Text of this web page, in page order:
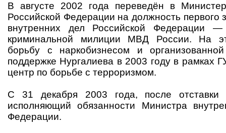
В августе 2002 года переведён в
Российской Федерации на должность первого
внутренних дел Российской Федерации
криминальной милиции МВД России. На
борьбу с наркобизнесом и
поддержке Нургалиева в 2003 году в рамках
центр по борьбе с терроризмом.
С 31 декабря 2003 года, после
исполняющий обязанности Министра
Федерации.